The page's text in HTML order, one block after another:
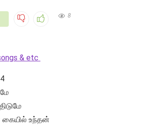
8
& etc
கையில் உந்தன்